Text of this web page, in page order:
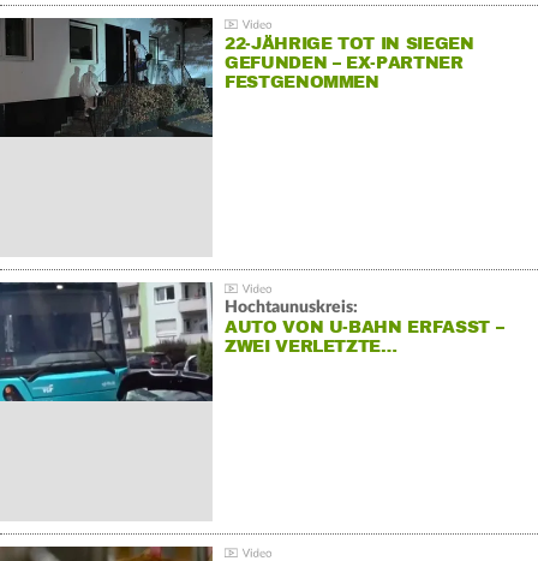
22-JÄHRIGE TOT IN SIEGEN
GEFUNDEN – EX-PARTNER
FESTGENOMMEN
Hochtaunuskreis:
AUTO VON U-BAHN ERFASST –
ZWEI VERLETZTE…